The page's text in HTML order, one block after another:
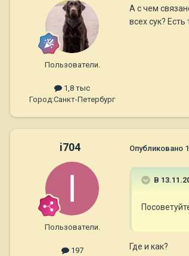
Пользователи.
1,8 тыс
Город:Санкт-Петербург
А с чем
всех сук?
i704
Пользователи.
197
Опубликовано
В
Где и как?